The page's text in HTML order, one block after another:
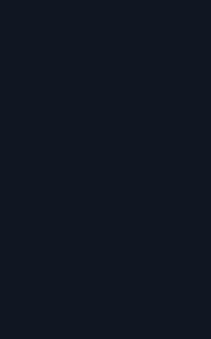
и BFG9000. Оружие
у торговца.